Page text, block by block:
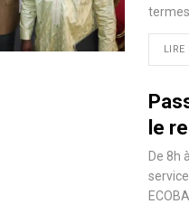
LIRE
le
De 8h